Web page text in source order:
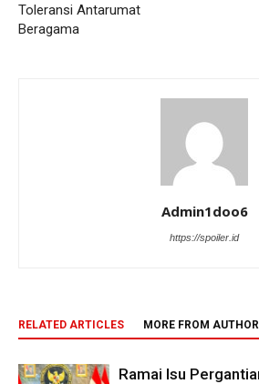
Toleransi Antarumat
Beragama
Admin1doo6
https://spoiler.id
RELATED ARTICLES MORE FROM AUTHOR
Ramai Isu